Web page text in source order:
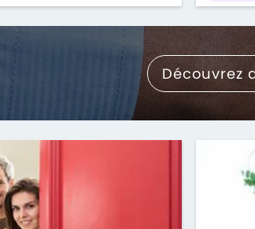
sont
Découvrez